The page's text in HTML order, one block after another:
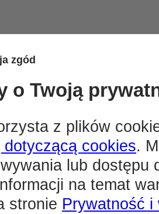
zgód
o Twoją
z plików
dotyczącą cookies.
lub dostępu
na temat
stronie Prywatność i